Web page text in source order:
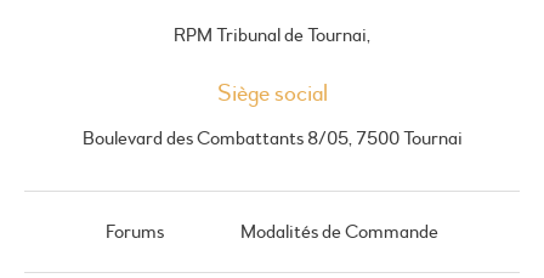
RPM Tribunal de Tournai,
Siège social
Boulevard des Combattants 8/05, 7500 Tournai
Forums Modalités de Commande